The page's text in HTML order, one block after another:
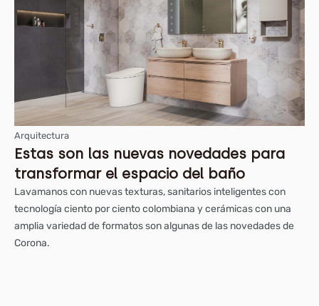
Arquitectura
Estas son las nuevas novedades para
transformar el espacio del baño
Lavamanos con nuevas texturas, sanitarios inteligentes con
tecnología ciento por ciento colombiana y cerámicas con una
amplia variedad de formatos son algunas de las novedades de
Corona.